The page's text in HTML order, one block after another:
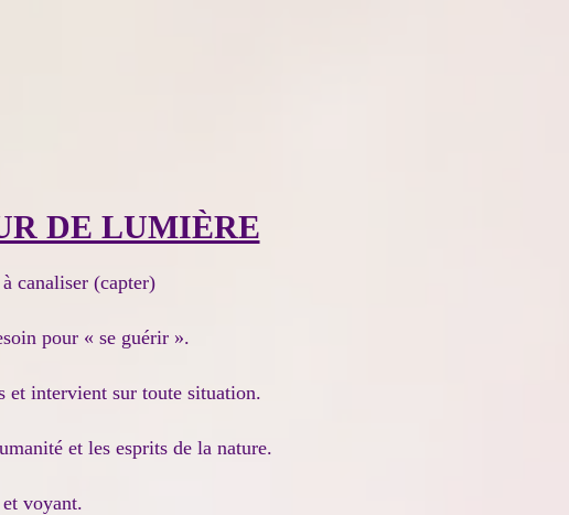
DE LUMIÈRE
canaliser (capter)
pour « se guérir ».
et intervient sur toute situation.
et les esprits de la nature.
voyant.